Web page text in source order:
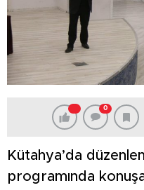
0
Kütahya’da
programında